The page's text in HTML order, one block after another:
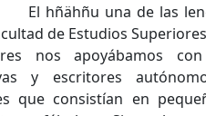
El hñähñu una de las
de Estudios
nos apoyábamos
y escritores
que consistían en